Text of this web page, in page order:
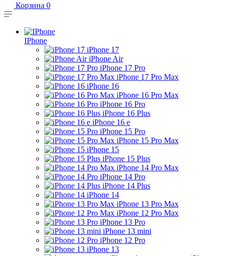
Корзина 0
IPhone
iPhone 17
iPhone Air
iPhone 17 Pro
iPhone 17 Pro Max
iPhone 16
iPhone 16 Pro Max
iPhone 16 Pro
iPhone 16 Plus
iPhone 16 e
iPhone 15 Pro
iPhone 15 Pro Max
iPhone 15
iPhone 15 Plus
iPhone 14 Pro Max
iPhone 14 Pro
iPhone 14 Plus
iPhone 14
iPhone 13 Pro Max
iPhone 12 Pro Max
iPhone 13 Pro
iPhone 13 mini
iPhone 12 Pro
iPhone 13